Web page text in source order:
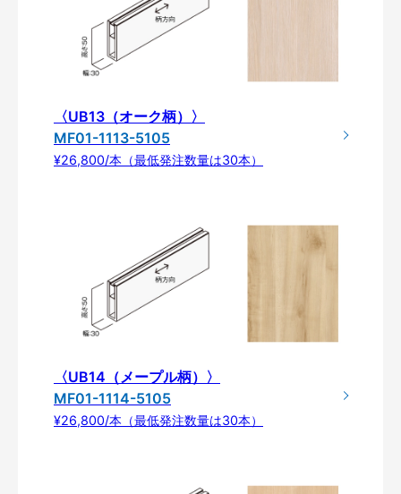
〈UB13（オーク柄）〉
MF01-1113-5105
¥26,800/本（最低発注数量は30本）
〈UB14（メープル柄）〉
MF01-1114-5105
¥26,800/本（最低発注数量は30本）